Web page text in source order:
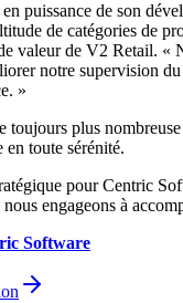
puissance de son
de catégories de
valeur de V2 Retail.
notre supervision
»
plus
toute sérénité.
pour Centric
engageons à
Software